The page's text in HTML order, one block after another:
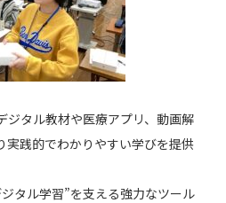
ジタル教材や医療アプリ、動画解
実践的でわかりやすい学びを提供
タル学習”を支える強力なツール